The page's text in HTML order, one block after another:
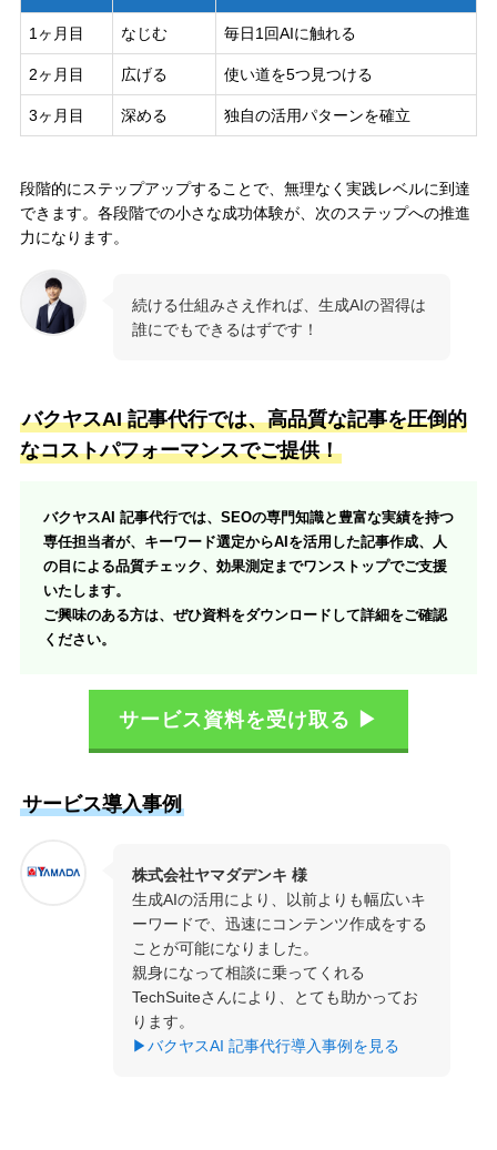
1ヶ月目 なじむ 毎日1回AIに触れる
2ヶ月目 広げる 使い道を5つ見つける
3ヶ月目 深める 独自の活用パターンを確立
段階的にステップアップすることで、無理なく実践レベルに到達
できます。各段階での小さな成功体験が、次のステップへの推進
力になります。
続ける仕組みさえ作れば、生成AIの習得は
誰にでもできるはずです！
バクヤスAI 記事代行では、高品質な記事を圧倒的
なコストパフォーマンスでご提供！
バクヤスAI 記事代行では、SEOの専門知識と豊富な実績を持つ
専任担当者が、キーワード選定からAIを活用した記事作成、人
の目による品質チェック、効果測定までワンストップでご支援
いたします。
ご興味のある方は、ぜひ資料をダウンロードして詳細をご確認
ください。
サービス資料を受け取る ▶
サービス導入事例
株式会社ヤマダデンキ 様
生成AIの活用により、以前よりも幅広いキ
ーワードで、迅速にコンテンツ作成をする
ことが可能になりました。
親身になって相談に乗ってくれる
TechSuiteさんにより、とても助かってお
ります。
▶バクヤスAI 記事代行導入事例を見る